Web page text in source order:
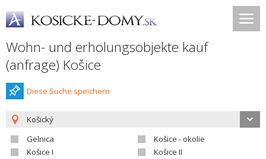
Wohn- und erholungsobjekte kauf
(anfrage) Košice
Diese Suche speichern
Košický
Gelnica
Košice - okolie
Košice I
Košice II